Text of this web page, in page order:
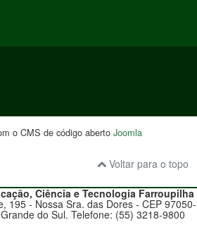
o CMS de código aberto Joomla
Voltar para o topo
Ciência e Tecnologia Farroupilha
195 - Nossa Sra. das Dores - CEP 97050-
do Sul. Telefone: (55) 3218-9800